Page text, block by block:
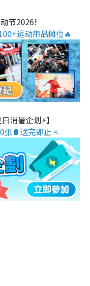
节2026！
运动用品摊位🔥
消暑企划⚡】
张🔋送完即止 <